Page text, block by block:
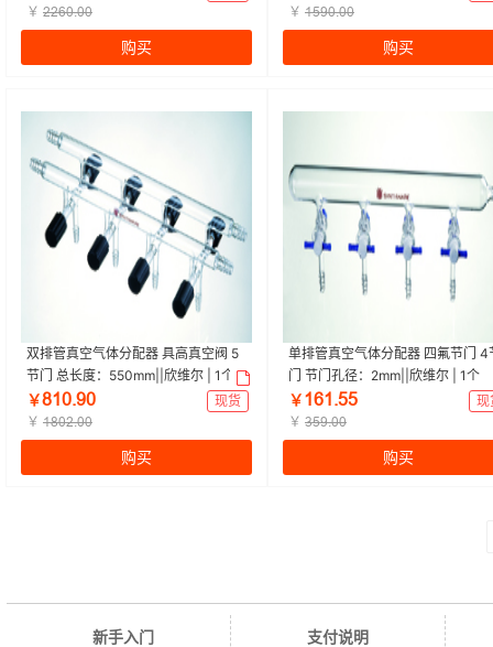
￥ ſſƧřŤřř
购买
￥ ǝœůřŤřř
购买
双排管真空气体分配器 具高真空阀 5
节门 总长度：550mm||欣维尔 | 1个
￥ȬǝřŤůř
现货
￥ ǝȬřſŤřř
购买
单排管真空气体分配器 四氟节门 4
门 节门孔径：2mm||欣维尔 | 1个
￥ ǝƧǝŤœœ
现
￥ ŁœůŤřř
购买
新手入门 支付说明